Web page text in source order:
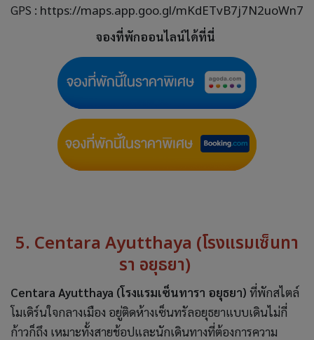
GPS : https://maps.app.goo.gl/mKdETvB7j7N2uoWn7
จองที่พักออนไลน์ได้ที่นี่
5. Centara Ayutthaya (โรงแรมเซ็นทา
รา อยุธยา)
Centara Ayutthaya (โรงแรมเซ็นทารา อยุธยา) ที่พักสไตล์
โมเดิร์นใจกลางเมือง อยู่ติดห้างเซ็นทรัลอยุธยาแบบเดินไม่กี่
ก้าวก็ถึง เหมาะทั้งสายช้อปและนักเดินทางที่ต้องการความ